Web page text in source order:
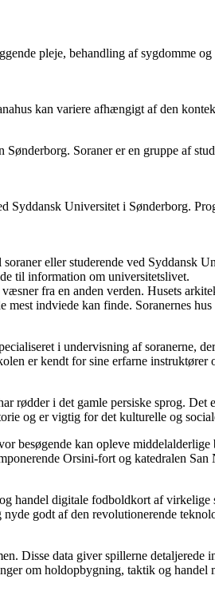
pleje, behandling af sygdomme og
kan variere afhængigt af den
Soraner er en gruppe af
Syddansk Universitet i Sønderborg.
eller studerende ved Syddansk
til information om universitetslivet.
fra en anden verden. Husets
indviede kan finde. Soranernes hus
i undervisning af soranerne,
er kendt for sine erfarne instruktører
rødder i det gamle persiske sprog.
og er vigtig for det kulturelle og
besøgende kan opleve middelalderlige
Orsini-fort og katedralen
handel digitale fodboldkort af
godt af den revolutionerende
Disse data giver spillerne
om holdopbygning, taktik og handel